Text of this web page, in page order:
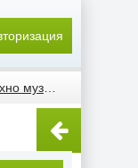
музыка